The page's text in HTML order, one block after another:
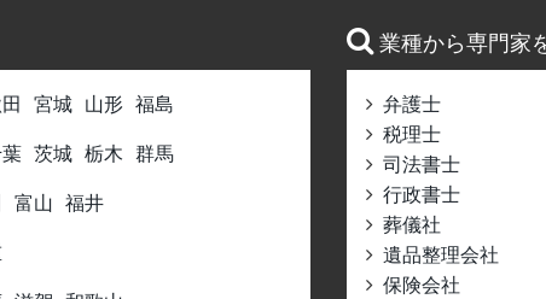
宮城 山形 福島
茨城 栃木 群馬
富山 福井
業種から専門家
弁護士
税理士
司法書士
行政書士
葬儀社
遺品整理会社
保険会社